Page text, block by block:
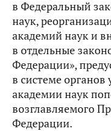
в Федеральный
наук,
академий наук и
в отдельные
Федерации»,
в системе
академии наук
возглавляемого
Федерации.